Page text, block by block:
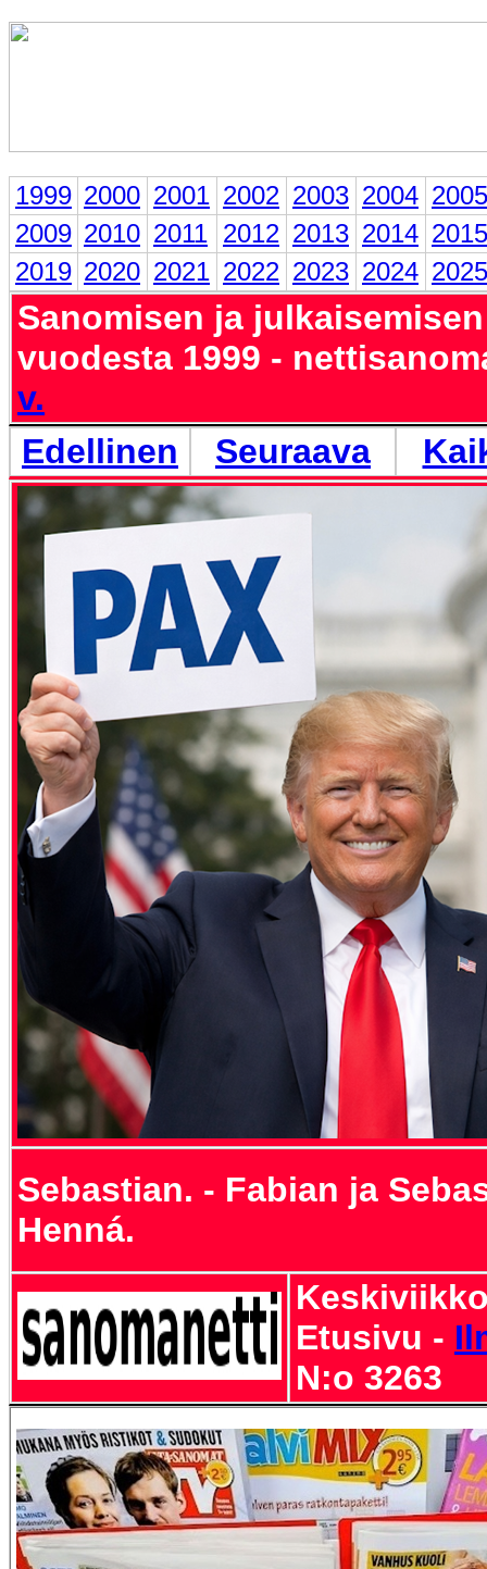
1999 2000 2001 2002 2003 2004 2005
2009 2010 2011 2012 2013 2014 2015
2019 2020 2021 2022 2023 2024 2025
Sanomisen ja
vuodesta 1999 -
v.
Edellinen
Seuraava
Sebastian. - Fabian ja
Henná.
Etusivu -
N:o 3263